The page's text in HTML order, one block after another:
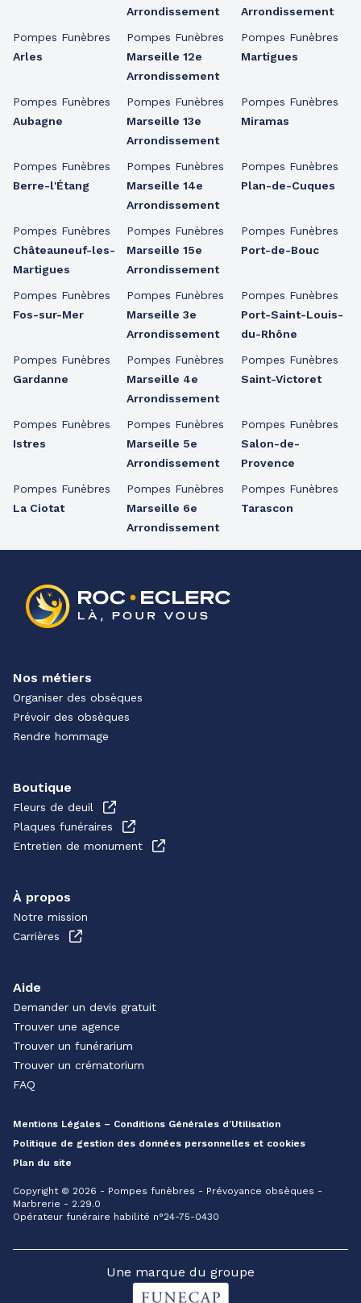
Pompes Funèbres
Arles
Pompes Funèbres
Aubagne
Pompes Funèbres
Berre-l'Étang
Pompes Funèbres
Châteauneuf-les-
Martigues
Pompes Funèbres
Fos-sur-Mer
Pompes Funèbres
Gardanne
Pompes Funèbres
Istres
Pompes Funèbres
La Ciotat
Arrondissement
Pompes Funèbres
Marseille 12e
Arrondissement
Pompes Funèbres
Marseille 13e
Arrondissement
Pompes Funèbres
Marseille 14e
Arrondissement
Pompes Funèbres
Marseille 15e
Arrondissement
Pompes Funèbres
Marseille 3e
Arrondissement
Pompes Funèbres
Marseille 4e
Arrondissement
Pompes Funèbres
Marseille 5e
Arrondissement
Pompes Funèbres
Marseille 6e
Arrondissement
Arrondissement
Pompes Funèbres
Martigues
Pompes Funèbres
Miramas
Pompes Funèbres
Plan-de-Cuques
Pompes Funèbres
Port-de-Bouc
Pompes Funèbres
Port-Saint-Louis-
du-Rhône
Pompes Funèbres
Saint-Victoret
Pompes Funèbres
Salon-de-
Provence
Pompes Funèbres
Tarascon
Nos métiers
Organiser des obsèques
Prévoir des obsèques
Rendre hommage
Boutique
Fleurs de deuil
Plaques funéraires
Entretien de monument
À propos
Notre mission
Carrières
Aide
Demander un devis gratuit
Trouver une agence
Trouver un funérarium
Trouver un crématorium
FAQ
Mentions Légales – Conditions Générales d’Utilisation
Politique de gestion des données personnelles et cookies
Plan du site
Copyright © 2026 - Pompes funèbres - Prévoyance obsèques -
Marbrerie - 2.29.0
Opérateur funéraire habilité n°24-75-0430
Une marque du groupe